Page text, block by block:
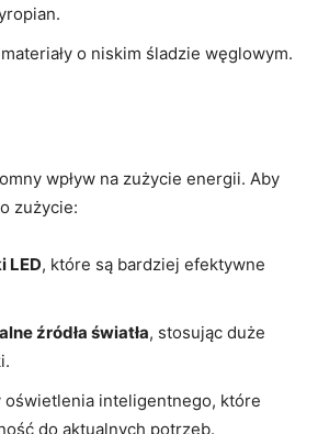
o niskim śladzie węglowym.
wpływ na zużycie energii. Aby
zużycie:
LED, które są bardziej efektywne
źródła światła, stosując⁢ duże
oświetlenia inteligentnego, które
do aktualnych potrzeb.